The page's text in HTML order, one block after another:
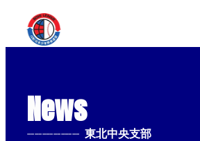
News
-------------- 東北中央支部